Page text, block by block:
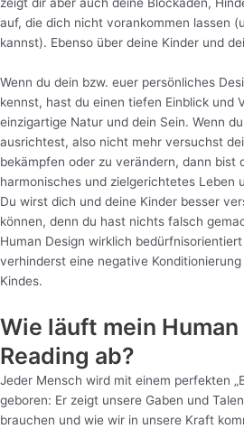
auf, die dich nicht vorankommen lassen
kannst). Ebenso über deine Kinder und
Wenn du dein bzw. euer persönliches
kennst, hast du einen tiefen Einblick und
einzigartige Natur und dein Sein. Wenn
ausrichtest, also nicht mehr versuchst
bekämpfen oder zu verändern, dann bist
harmonisches und zielgerichtetes Leben
Du wirst dich und deine Kinder besser
können, denn du hast nichts falsch
Human Design wirklich
verhinderst eine negative
Kindes.
Wie läuft mein
Reading ab?
Jeder Mensch wird mit einem perfekten
geboren: Er zeigt unsere Gaben und
brauchen und wie wir in unsere Kraft